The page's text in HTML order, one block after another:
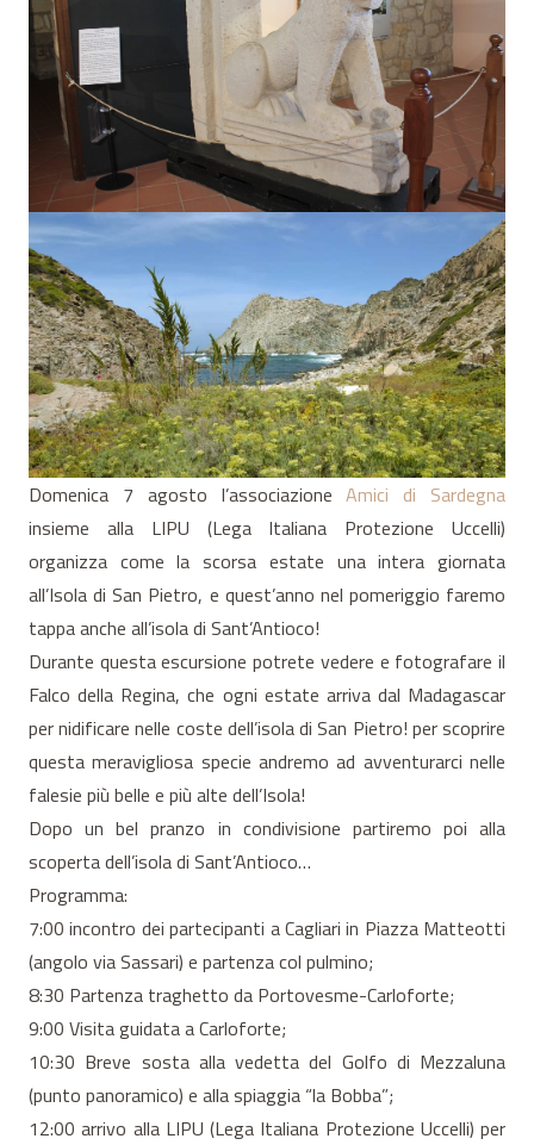
Domenica 7 agosto l’associazioneAmici di Sardegna
insieme alla LIPU (Lega Italiana Protezione Uccelli)
organizza come la scorsa estate una intera giornata
all’Isola di San Pietro, e quest’anno nel pomeriggio faremo
tappa anche all’isola di Sant’Antioco!
Durante questa escursione potrete vedere e fotografare il
Falco della Regina, che ogni estate arriva dal Madagascar
per nidificare nelle coste dell’isola di San Pietro! per scoprire
questa meravigliosa specie andremo ad avventurarci nelle
falesie più belle e più alte dell’Isola!
Dopo un bel pranzo in condivisione partiremo poi alla
scoperta dell’isola di Sant’Antioco…
Programma:
7:00 incontro dei partecipanti a Cagliari in Piazza Matteotti
(angolo via Sassari) e partenza col pulmino;
8:30 Partenza traghetto da Portovesme-Carloforte;
9:00 Visita guidata a Carloforte;
10:30 Breve sosta alla vedetta del Golfo di Mezzaluna
(punto panoramico) e alla spiaggia “la Bobba”;
12:00 arrivo alla LIPU (Lega Italiana Protezione Uccelli) per